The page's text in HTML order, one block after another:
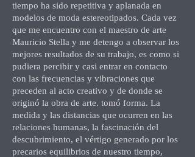
tiempo ha sido repetitiva y aplanada en
modelos de moda estereotipados. Cada vez
que me encuentro con el maestro de arte
Mauricio Stella y me detengo a observar los
mejores resultados de su trabajo, es como si
pudiera percibir y casi entrar en contacto
con las frecuencias y vibraciones que
preceden al acto creativo y de donde se
originó la obra de arte. tomó forma. La
medida y las distancias que ocurren en las
relaciones humanas, la fascinación del
descubrimiento, el vértigo generado por los
precarios equilibrios de nuestro tiempo,